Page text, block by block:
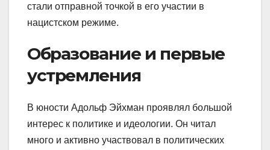
стали отправной точкой в его участии в
нацистском режиме.
Образование и первые
устремления
В юности Адольф Эйхман проявлял большой
интерес к политике и идеологии. Он читал
много и активно участвовал в политических